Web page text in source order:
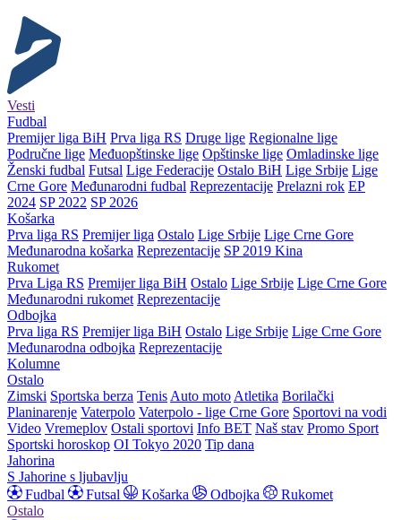
Vesti
Fudbal
Premijer liga BiH Prva liga RS Druge lige Regionalne lige
Područne lige Međuopštinske lige Opštinske lige Omladinske lige
Ženski fudbal Futsal Lige Federacije Ostalo BiH Lige Srbije Lige
Crne Gore Međunarodni fudbal Reprezentacije Prelazni rok EP
2024 SP 2022 SP 2026
Košarka
Prva liga RS Premijer liga Ostalo Lige Srbije Lige Crne Gore
Međunarodna košarka Reprezentacije SP 2019 Kina
Rukomet
Prva Liga RS Premijer liga BiH Ostalo Lige Srbije Lige Crne Gore
Međunarodni rukomet Reprezentacije
Odbojka
Prva liga RS Premijer liga BiH Ostalo Lige Srbije Lige Crne Gore
Međunarodna odbojka Reprezentacije
Kolumne
Ostalo
Zimski Sportska berza Tenis Auto moto Atletika Borilački
Planinarenje Vaterpolo Vaterpolo - lige Crne Gore Sportovi na vodi
Video Vremeplov Ostali sportovi Info BET Naš stav Promo Sport
Sportski horoskop OI Tokyo 2020 Tip dana
Jahorina
S Jahorine s ljubavlju
Fudbal
Futsal Košarka Odbojka
Rukomet
Ostalo